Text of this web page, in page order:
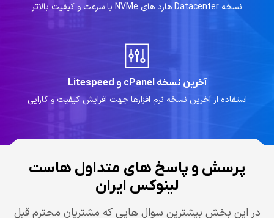
نسخه Datacenter هارد های NVMe با سرعت و کیفیت بالاتر
آخرین نسخه cPanel و Litespeed
استفاده از آخرین نسخه نرم افزارها جهت افزایش کیفیت و کارایی
پرسش و پاسخ های متداول هاست
لینوکس ایران
در این بخش بیشترین سوال هایی که مشتریان محترم قبل